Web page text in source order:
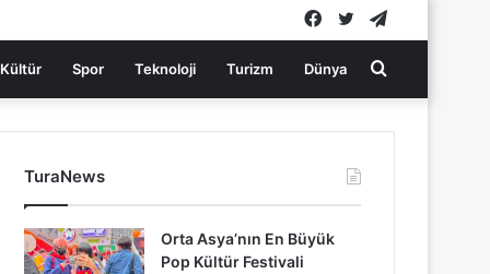
Twitter
Facebook
Kültür Spor Teknoloji Turizm Dünya Arama
yap
TuraNews
Orta Asya’nın En Büyük
Pop Kültür Festivali